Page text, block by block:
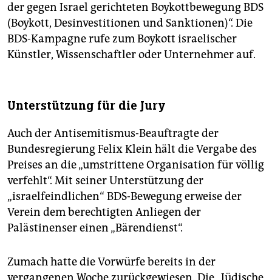
der gegen Israel gerichteten Boykottbewegung BDS
(Boykott, Desinvestitionen und Sanktionen)“. Die
BDS-Kampagne rufe zum Boykott israelischer
Künstler, Wissenschaftler oder Unternehmer auf.
Unterstützung für die Jury
Auch der Antisemitismus-Beauftragte der
Bundesregierung Felix Klein hält die Vergabe des
Preises an die „umstrittene Organisation für völlig
verfehlt“. Mit seiner Unterstützung der
„israelfeindlichen“ BDS-Bewegung erweise der
Verein dem berechtigten Anliegen der
Palästinenser einen „Bärendienst“.
Zumach hatte die Vorwürfe bereits in der